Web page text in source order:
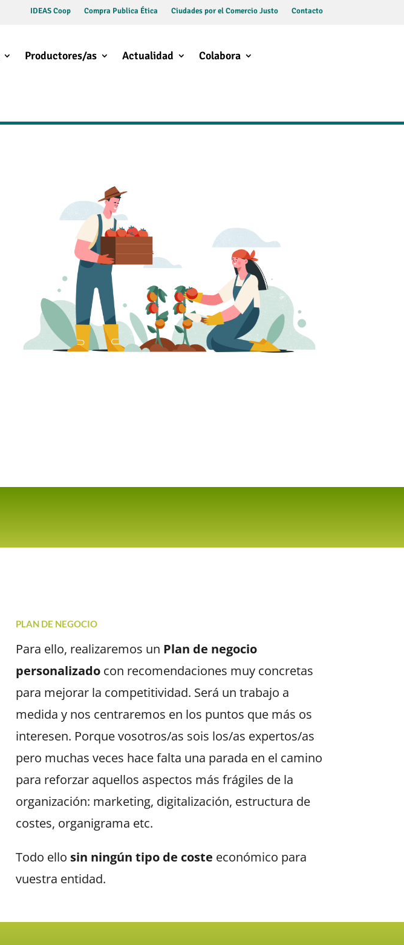
IDEAS Coop Compra Publica Ética Ciudades por el Comercio Justo Contacto
Productores/as Actualidad Colabora
PLAN DE NEGOCIO
Para ello, realizaremos un Plan de negocio
personalizadocon recomendaciones muy concretas
para mejorar la competitividad. Será un trabajo a
medida y nos centraremos en los puntos que más os
interesen. Porque vosotros/as sois los/as expertos/as
pero muchas veces hace falta una parada en el camino
para reforzar aquellos aspectos más frágiles de la
organización: marketing, digitalización, estructura de
costes, organigrama etc.
Todo ello sin ningún tipo de coste económico para
vuestra entidad.